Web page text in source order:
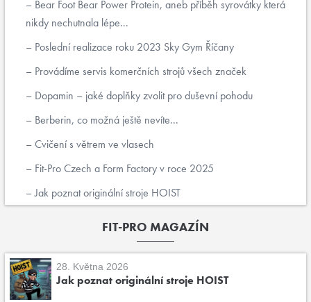
Bear Foot Bear Power Protein, aneb příběh syrovátky která
nikdy nechutnala lépe...
Poslední realizace roku 2023 Sky Gym Říčany
Provádíme servis komerčních strojů všech značek
Dopamin – jaké doplňky zvolit pro duševní pohodu
Berberin, co možná ještě nevíte...
Cvičení s větrem ve vlasech
Fit-Pro Czech a Form Factory v roce 2025
Jak poznat originální stroje HOIST
FIT-PRO MAGAZÍN
28. Května 2026
Jak poznat originální stroje HOIST